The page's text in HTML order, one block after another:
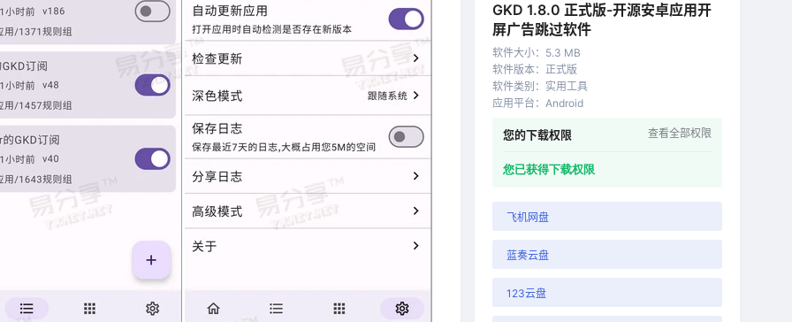
GKD 1.8.0 正式版-开源安卓应用开
屏广告跳过软件
软件大小： 5.3 MB
软件版本： 正式版
软件类别 ： 实用工具
应用平台 ： Android
您的下载权限 查看全部权限
您已获得下载权限
飞机网盘
蓝奏云盘
123云盘